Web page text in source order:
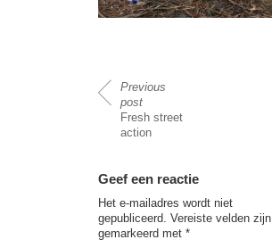
Previous
post
Fresh street
action
Geef een reactie
Het e-mailadres wordt niet
gepubliceerd. Vereiste velden zijn
gemarkeerd met *